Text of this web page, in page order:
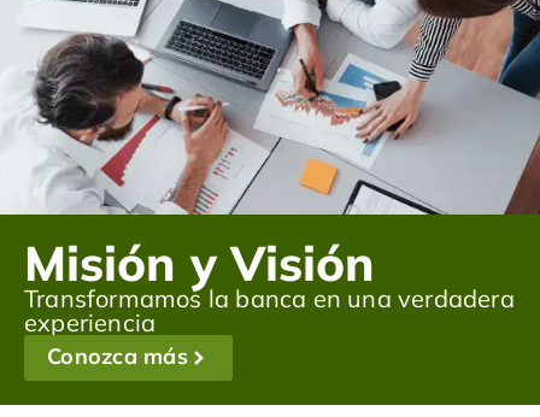
Misión y Visión
Transformamos la banca en una verdadera
experiencia
Conozca más